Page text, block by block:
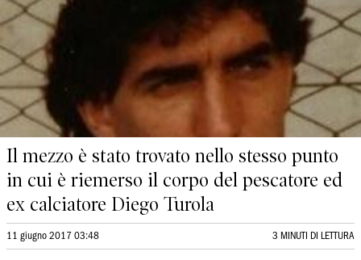
Il mezzo è stato trovato nello stesso punto
in cui è riemerso il corpo del pescatore ed
ex calciatore Diego Turola
11 giugno 2017 03:48 3 MINUTI DI LETTURA